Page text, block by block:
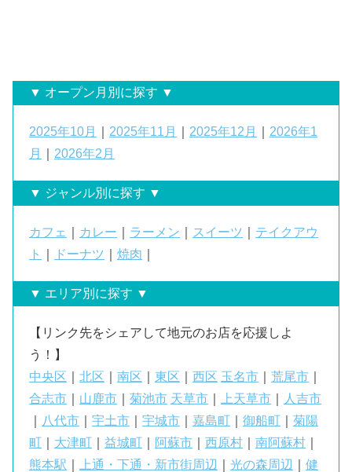
▼ オープン月別に探す ▼
2025年10月 2025年11月 2025年12月
2026年1
月
2026年2月
▼ ジャンル別に探す ▼
カフェ カレー ラーメン スイーツ
テイクアウ
ト
ドーナツ 焼肉
▼ エリア別に探す ▼
【リンク先をシェアして地元のお店を応援しよ
う！】
中央区
北区 南区 東区 西区 玉名市 荒尾市
合志市
山鹿市 菊池市 天草市 上天草市
人吉市
八代市 宇土市 宇城市 嘉島町 御船町
菊陽
町
大津町 益城町 阿蘇市 西原村 南阿蘇村
熊本駅
上通・下通・新市街周辺 光の森周辺
健